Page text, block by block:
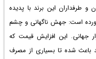
و طرفداران این برند با پدیده
است: جهش ناگهانی و چشم
جهانی. این افزایش قیمت که
باعث شده تا بسیاری از مصرف